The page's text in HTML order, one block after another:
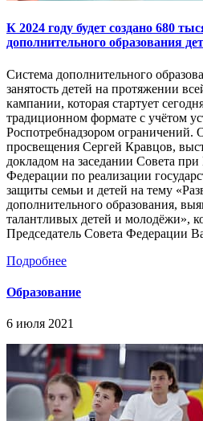
К 2024 году будет создано 680
дополнительного образования
Система дополнительного
занятость детей на протяжении
кампании, которая стартует
традиционном формате с учётом
Роспотребнадзором ограничений.
просвещения Сергей Кравцов,
докладом на заседании Совета
Федерации по реализации
защиты семьи и детей на тему
дополнительного образования,
талантливых детей и молодёжи»,
Председатель Совета Федерации
Подробнее
Образование
6 июля 2021